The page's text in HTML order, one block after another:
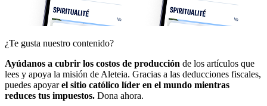
¿Te gusta nuestro contenido?
Ayúdanos a cubrir los costos de producción de los artículos que
lees y apoya la misión de Aleteia. Gracias a las deducciones fiscales,
puedes apoyarel sitio católico líder en el mundo mientras
reduces tus impuestos. Dona ahora.